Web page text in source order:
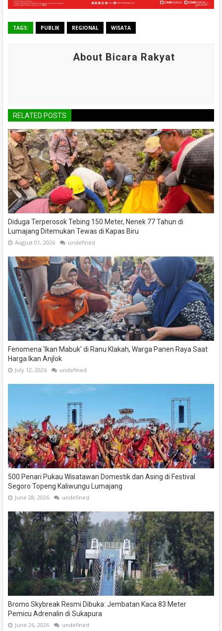
TAGS: PUBLIK REGIONAL WISATA
About Bicara Rakyat
RELATED POSTS
Diduga Terperosok Tebing 150 Meter, Nenek 77 Tahun di
Lumajang Ditemukan Tewas di Kapas Biru
August 01, 2026 undefined
Fenomena 'Ikan Mabuk' di Ranu Klakah, Warga Panen Raya Saat
Harga Ikan Anjlok
July 12, 2026 undefined
500 Penari Pukau Wisatawan Domestik dan Asing di Festival
Segoro Topeng Kaliwungu Lumajang
June 28, 2026 undefined
Bromo Skybreak Resmi Dibuka: Jembatan Kaca 83 Meter
Pemicu Adrenalin di Sukapura
June 26, 2026 undefined